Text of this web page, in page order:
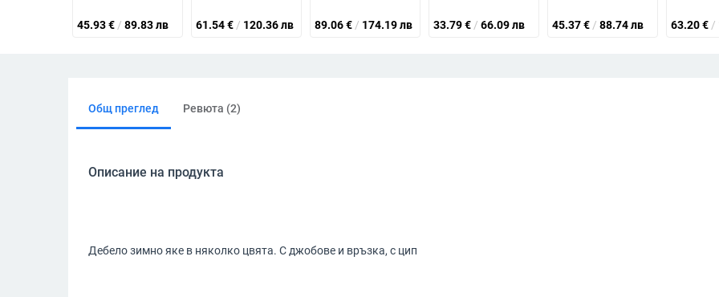
45.93€ / 89.83 лв 61.54€ / 120.36 лв 89.06€ / 174.19 лв 33.79€ / 66.09 лв 45.37€ / 88.74 лв 63.20€ /
Общ преглед Ревюта (2)
Описание на продукта
Дебело зимно яке в няколко цвята. С джобове и връзка, с цип